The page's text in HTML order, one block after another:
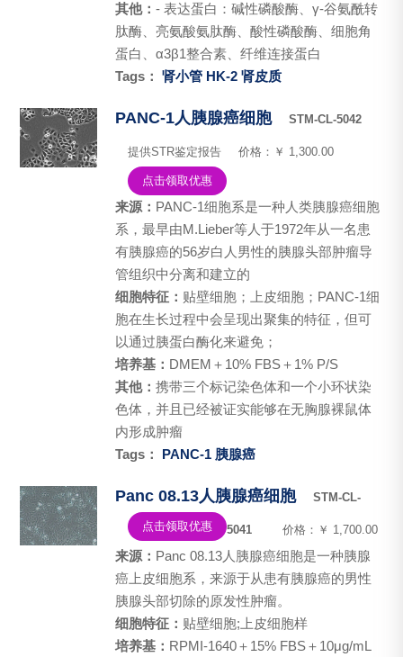
其他： - 表达蛋白：碱性磷酸酶、γ-谷氨酰转
肽酶、亮氨酸氨肽酶、酸性磷酸酶、细胞角
蛋白、α3β1整合素、纤维连接蛋白
Tags： 肾小管 HK-2 肾皮质
PANC-1人胰腺癌细胞 STM-CL-5042
提供STR鉴定报告 价格：￥ 1,300.00
点击领取优惠
来源： PANC-1细胞系是一种人类胰腺癌细胞
系，最早由M.Lieber等人于1972年从一名患
有胰腺癌的56岁白人男性的胰腺头部肿瘤导
管组织中分离和建立的
细胞特征： 贴壁细胞；上皮细胞；PANC-1细
胞在生长过程中会呈现出聚集的特征，但可
以通过胰蛋白酶化来避免；
培养基： DMEM＋10% FBS＋1% P/S
其他： 携带三个标记染色体和一个小环状染
色体，并且已经被证实能够在无胸腺裸鼠体
内形成肿瘤
Tags：
PANC-1 胰腺癌
Panc 08.13人胰腺癌细胞 STM-CL-
5041 价格：￥ 1,700.00
点击领取优惠
来源： Panc 08.13人胰腺癌细胞是一种胰腺
癌上皮细胞系，来源于从患有胰腺癌的男性
胰腺头部切除的原发性肿瘤。
细胞特征： 贴壁细胞;上皮细胞样
培养基： RPMI-1640＋15% FBS＋10μg/mL